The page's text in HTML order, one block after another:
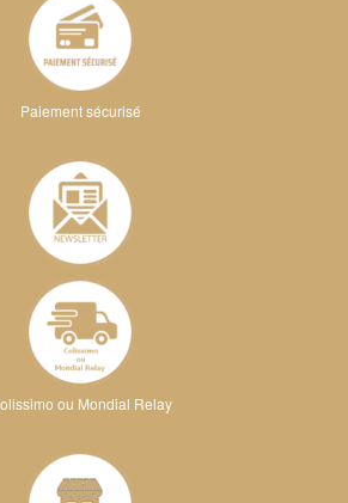
Paiement sécurisé
ou Mondial Relay